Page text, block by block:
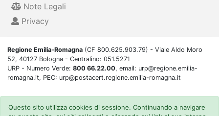
Note Legali
Privacy
Regione Emilia-Romagna (CF 800.625.903.79) - Viale Aldo Moro
52, 40127 Bologna - Centralino: 051.5271
URP - Numero Verde: 800 66.22.00, email: urp@regione.emilia-
romagna.it, PEC: urp@postacert.regione.emilia-romagna.it
Questo sito utilizza cookies di sessione. Continuando a navigare